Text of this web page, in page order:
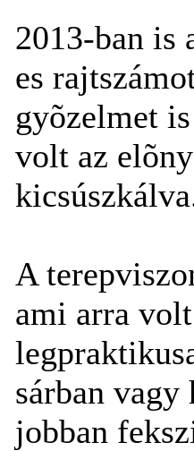
2013-ban is
es
gyõzelmet
volt az
A
ami arra
sárban vagy
jobban